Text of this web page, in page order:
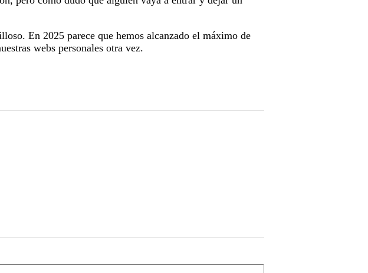
En 2025 parece que hemos alcanzado el máximo de
webs personales otra vez.